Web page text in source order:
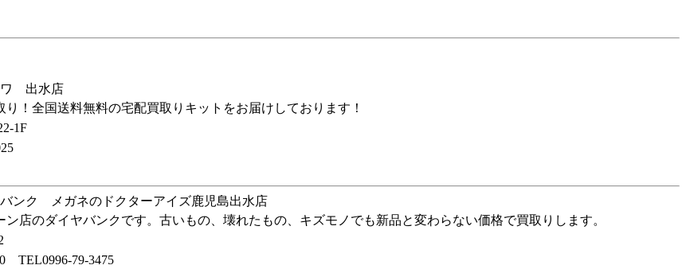
ワ 出水店
！全国送料無料の宅配買取りキットをお届けしております！
1F
ンク メガネのドクターアイズ鹿児島出水店
店のダイヤバンクです。古いもの、壊れたもの、キズモノでも新品と変わらない価格で買取りします。
TEL0996-79-3475